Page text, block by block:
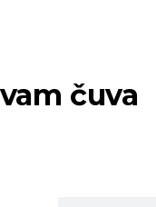
čuva